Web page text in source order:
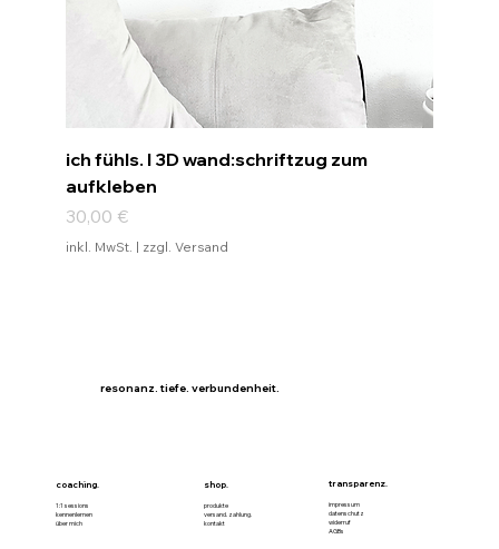
ich fühls. I 3D wand:schriftzug zum
aufkleben
Preis
30,00 €
inkl. MwSt. | zzgl. Versand
resonanz. tiefe. verbundenheit.
coaching.
1:1 sessions
kennenlernen
über mich
shop.
produkte
versand. zahlung.
kontakt
transparenz.
impressum
datenschutz
widerruf
AGBs